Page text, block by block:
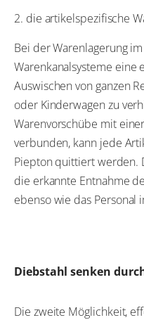
2. die artikelspezifische
Bei der Warenlagerung
Warenkanalsysteme eine
Auswischen von ganzen
oder Kinderwagen zu
Warenvorschübe mit
verbunden, kann jede
Piepton quittiert werden.
die erkannte Entnahme
ebenso wie das Personal
Diebstahl senken
Die zweite Möglichkeit,